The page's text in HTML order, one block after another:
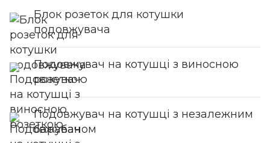
Блок розеток для котушки
подовжувача
Подовжувач на котушці з виносною
розеткою
Подовжувач на котушці з незалежним
барабаном